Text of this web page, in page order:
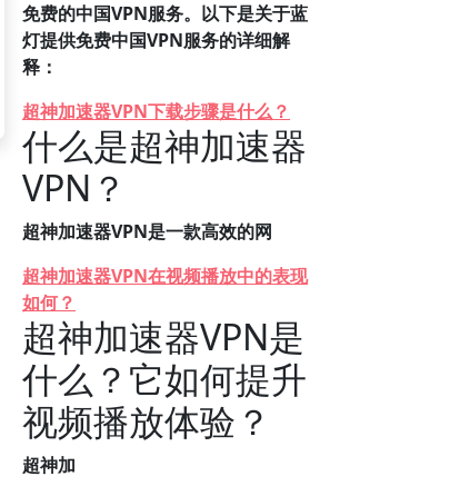
免费的中国VPN服务。以下是关于蓝
灯提供免费中国VPN服务的详细解
释：
超神加速器VPN下载步骤是什么？
什么是超神加速器
VPN？
超神加速器VPN是一款高效的网
超神加速器VPN在视频播放中的表现
如何？
超神加速器VPN是
什么？它如何提升
视频播放体验？
超神加